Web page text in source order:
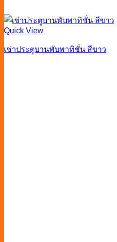
Quick View
เช่าประตูบานพับพาทิชั่น สีขาว